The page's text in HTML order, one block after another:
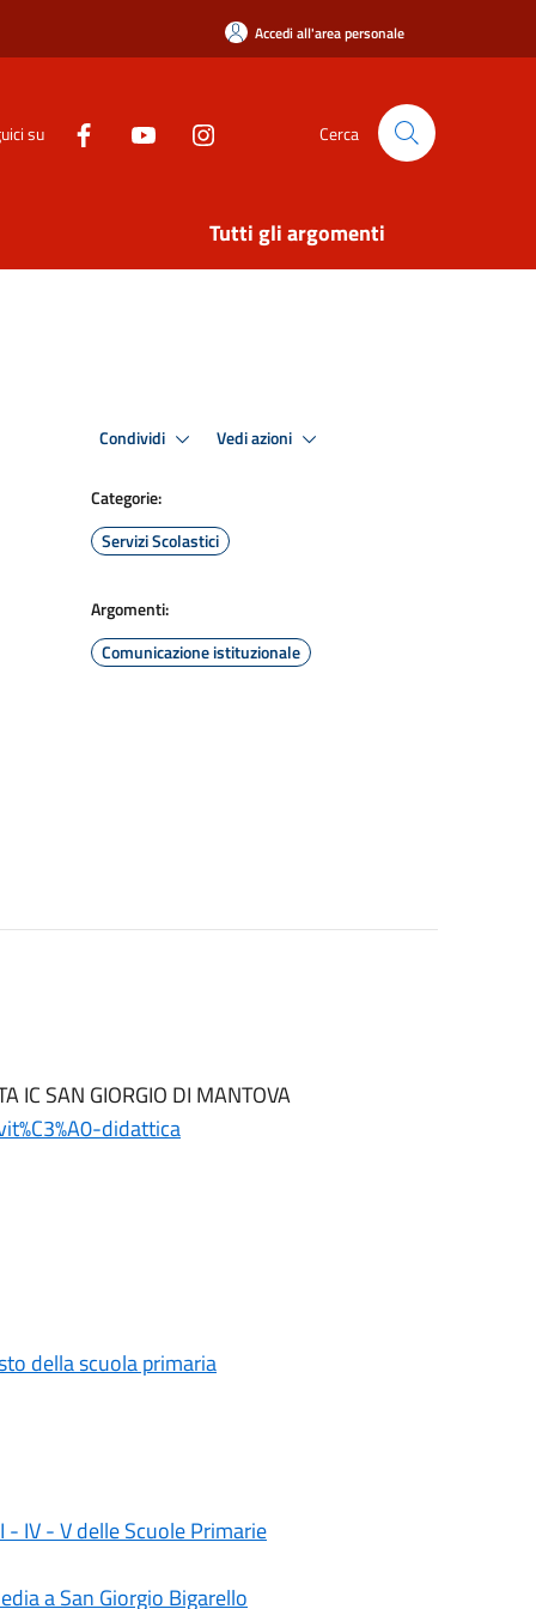
Accedi all'area personale
su Cerca
Tutti gli argomenti
Condividi Vedi azioni
Categorie:
Servizi Scolastici
Argomenti:
Comunicazione istituzionale
SAN GIORGIO DI MANTOVA
didattica
della scuola primaria
IV - V delle Scuole Primarie
a San Giorgio Bigarello